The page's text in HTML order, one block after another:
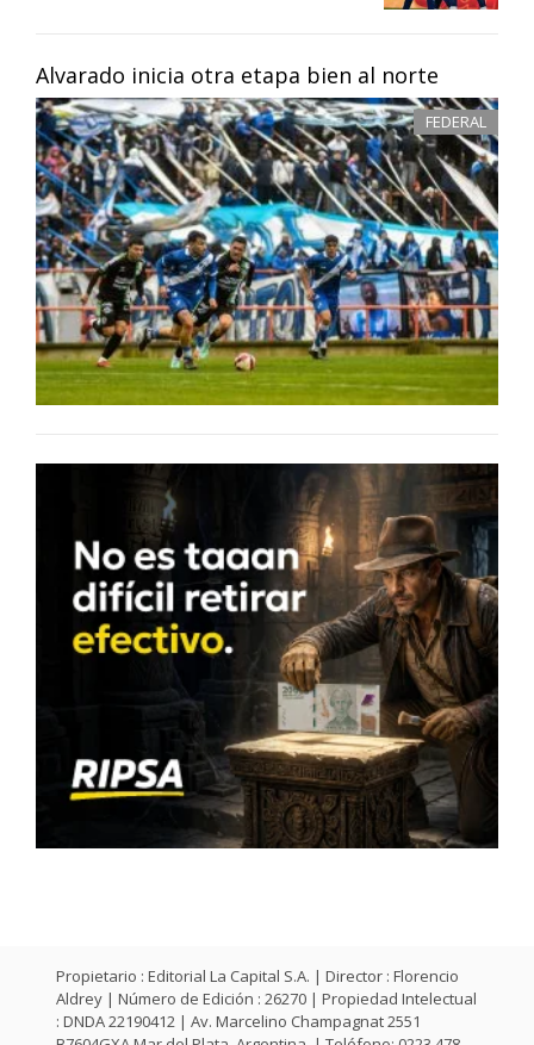
Alvarado inicia otra etapa bien al norte
FEDERAL
Propietario : Editorial La Capital S.A. | Director : Florencio
Aldrey | Número de Edición : 26270 | Propiedad Intelectual
: DNDA 22190412 | Av. Marcelino Champagnat 2551